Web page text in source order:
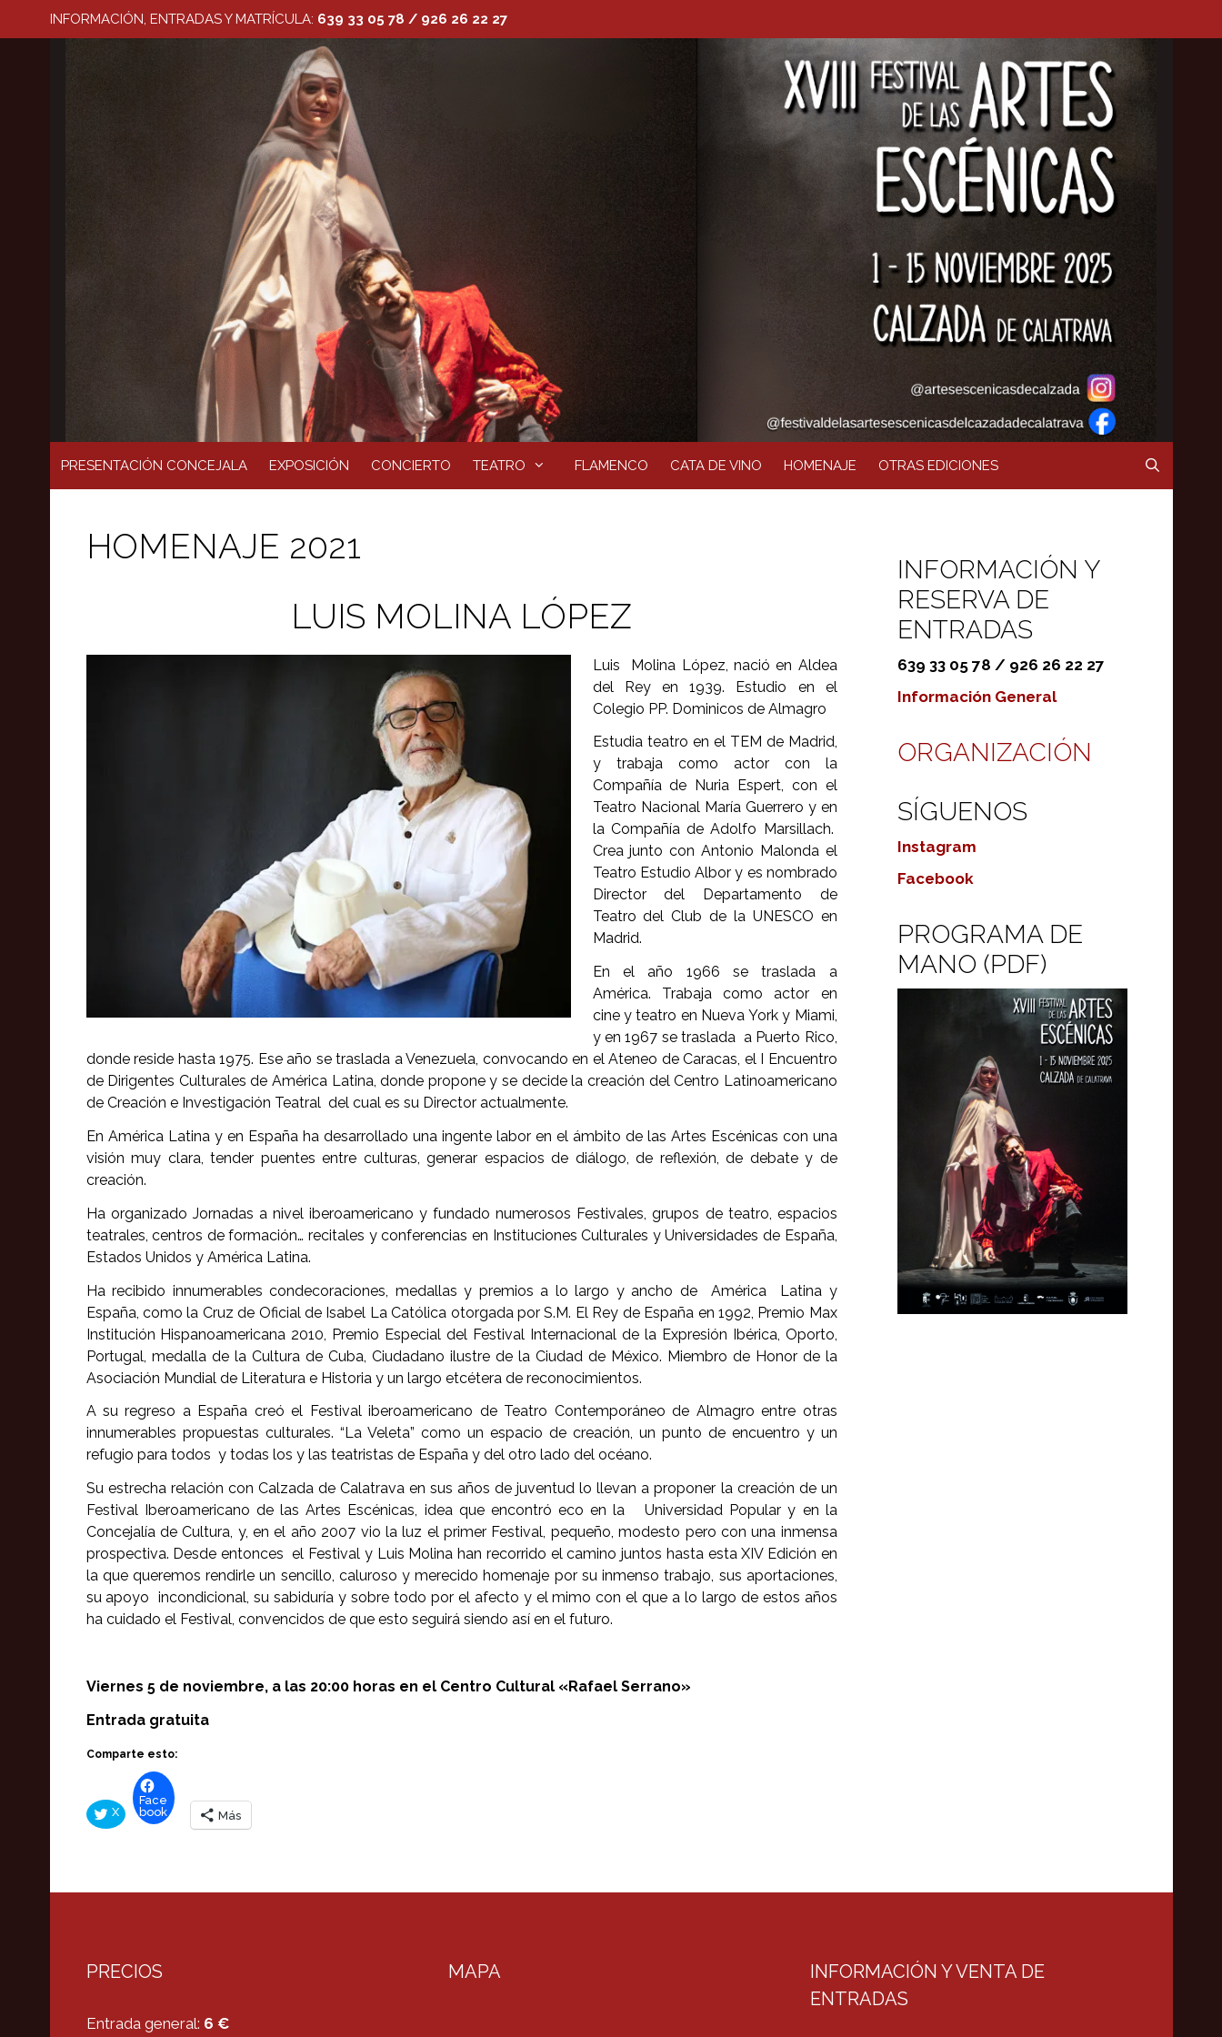
INFORMACIÓN, ENTRADAS Y MATRÍCULA: 639 33 05 78 / 926 26 22 27
PRESENTACIÓN CONCEJALA EXPOSICIÓN CONCIERTO TEATRO FLAMENCO CATA DE VINO HOMENAJE OTRAS EDICIONES
HOMENAJE 2021
LUIS MOLINA LÓPEZ
Luis Molina López, nació en Aldea
del Rey en 1939. Estudio en el
Colegio PP. Dominicos de Almagro
Estudia teatro en el TEM de Madrid,
y trabaja como actor con la
Compañía de Nuria Espert, con el
Teatro Nacional María Guerrero y en
la Compañía de Adolfo Marsillach.
Crea junto con Antonio Malonda el
Teatro Estudio Albor y es nombrado
Director del Departamento de
Teatro del Club de la UNESCO en
Madrid.
En el año 1966 se traslada a
América. Trabaja como actor en
cine y teatro en Nueva York y Miami,
y en 1967 se traslada a Puerto Rico,
donde reside hasta 1975. Ese año se traslada a Venezuela, convocando en el Ateneo de Caracas, el I Encuentro
de Dirigentes Culturales de América Latina, donde propone y se decide la creación del Centro Latinoamericano
de Creación e Investigación Teatral del cual es su Director actualmente.
En América Latina y en España ha desarrollado una ingente labor en el ámbito de las Artes Escénicas con una
visión muy clara, tender puentes entre culturas, generar espacios de diálogo, de reflexión, de debate y de
creación.
Ha organizado Jornadas a nivel iberoamericano y fundado numerosos Festivales, grupos de teatro, espacios
teatrales, centros de formación… recitales y conferencias en Instituciones Culturales y Universidades de España,
Estados Unidos y América Latina.
Ha recibido innumerables condecoraciones, medallas y premios a lo largo y ancho de América Latina y
España, como la Cruz de Oficial de Isabel La Católica otorgada por S.M. El Rey de España en 1992, Premio Max
Institución Hispanoamericana 2010, Premio Especial del Festival Internacional de la Expresión Ibérica, Oporto,
Portugal, medalla de la Cultura de Cuba, Ciudadano ilustre de la Ciudad de México. Miembro de Honor de la
Asociación Mundial de Literatura e Historia y un largo etcétera de reconocimientos.
A su regreso a España creó el Festival iberoamericano de Teatro Contemporáneo de Almagro entre otras
innumerables propuestas culturales. “La Veleta” como un espacio de creación, un punto de encuentro y un
refugio para todos y todas los y las teatristas de España y del otro lado del océano.
Su estrecha relación con Calzada de Calatrava en sus años de juventud lo llevan a proponer la creación de un
Festival Iberoamericano de las Artes Escénicas, idea que encontró eco en la Universidad Popular y en la
Concejalía de Cultura, y, en el año 2007 vio la luz el primer Festival, pequeño, modesto pero con una inmensa
prospectiva. Desde entonces el Festival y Luis Molina han recorrido el camino juntos hasta esta XIV Edición en
la que queremos rendirle un sencillo, caluroso y merecido homenaje por su inmenso trabajo, sus aportaciones,
su apoyo incondicional, su sabiduría y sobre todo por el afecto y el mimo con el que a lo largo de estos años
ha cuidado el Festival, convencidos de que esto seguirá siendo así en el futuro.
Viernes 5 de noviembre, a las 20:00 horas en el Centro Cultural «Rafael Serrano»
Entrada gratuita
Comparte esto:
X
Face
book
Más
INFORMACIÓN Y
RESERVA DE
ENTRADAS
639 33 05 78 / 926 26 22 27
Información General
ORGANIZACIÓN
SÍGUENOS
Instagram
Facebook
PROGRAMA DE
MANO (PDF)
PRECIOS
Entrada general: 6 €
MAPA
INFORMACIÓN Y VENTA DE
ENTRADAS